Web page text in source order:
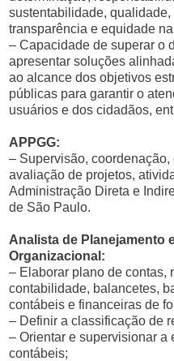
sustentabilidade,
transparência e equidade
– Capacidade de superar o
apresentar soluções
ao alcance dos objetivos
públicas para garantir o
usuários e dos cidadãos,
APPGG:
– Supervisão,
avaliação de projetos,
Administração Direta e
de São Paulo.
Analista de Planejamento
Organizacional:
– Elaborar plano de contas,
contabilidade, balancetes,
contábeis e financeiras de
– Definir a classificação de
– Orientar e supervisionar a
contábeis;